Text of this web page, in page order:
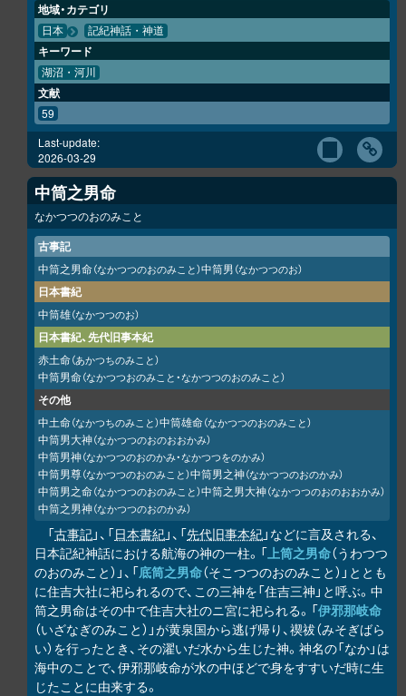
地域・カテゴリ
日本 記紀神話・神道
キーワード
湖沼・河川
文献
59
Last-update:
2026-03-29
中筒之男命
なかつつのおのみこと
古事記
中筒之男命（なかつつのおのみこと）中筒男（なかつつのお）
日本書紀
中筒雄（なかつつのお）
日本書紀、先代旧事本紀
赤土命（あかつちのみこと）
中筒男命（なかつつおのみこと・なかつつのおのみこと）
その他
中土命（なかつちのみこと）中筒雄命（なかつつのおのみこと）
中筒男大神（なかつつのおのおおかみ）
中筒男神（なかつつのおのかみ・なかつつをのかみ）
中筒男尊（なかつつのおのみこと）中筒男之神（なかつつのおのかみ）
中筒男之命（なかつつのおのみこと）中筒之男大神（なかつつのおのおおかみ）
中筒之男神（なかつつのおのかみ）
「古事記」、「日本書紀」、「先代旧事本紀」などに言及される、
日本記紀神話における航海の神の一柱。「上筒之男命（うわつつ
のおのみこと）」、「底筒之男命（そこつつのおのみこと）」ととも
に住吉大社に祀られるので、この三神を「住吉三神」と呼ぶ。中
筒之男命はその中で住吉大社のニ宮に祀られる。「伊邪那岐命
（いざなぎのみこと）」が黄泉国から逃げ帰り、禊祓（みそぎばら
い）を行ったとき、その濯いだ水から生じた神。神名の「なか」は
海中のことで、伊邪那岐命が水の中ほどで身をすすいだ時に生
じたことに由来する。